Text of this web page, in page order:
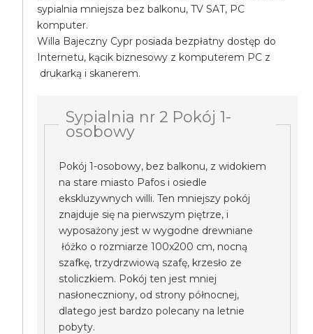
sypialnia mniejsza bez balkonu, TV SAT, PC
komputer.
Willa Bajeczny Cypr posiada bezpłatny dostęp do
Internetu, kącik biznesowy z komputerem PC z
drukarką i skanerem.
Sypialnia nr 2 Pokój 1-
osobowy
Pokój 1-osobowy, bez balkonu, z widokiem
na stare miasto Pafos i osiedle
ekskluzywnych willi. Ten mniejszy pokój
znajduje się na pierwszym piętrze, i
wyposażony jest w wygodne drewniane
łóżko o rozmiarze 100x200 cm, nocną
szafkę, trzydrzwiową szafę, krzesło ze
stoliczkiem. Pokój ten jest mniej
nasłoneczniony, od strony północnej,
dlatego jest bardzo polecany na letnie
pobyty.